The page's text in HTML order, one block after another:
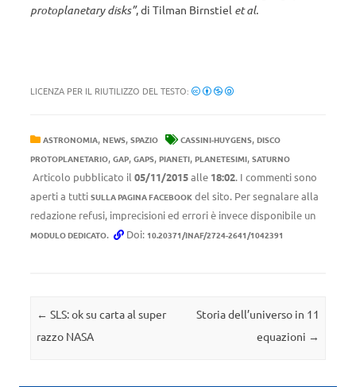
protoplanetary disks”, di Tilman Birnstiel et al.
LICENZA PER IL RIUTILIZZO DEL TESTO:
ASTRONOMIA, NEWS, SPAZIO CASSINI-HUYGENS, DISCO
PROTOPLANETARIO, GAP, GAPS, PIANETI, PLANETESIMI, SATURNO
Articolo pubblicato il 05/11/2015alle 18:02. I commenti sono
aperti a tutti SULLA PAGINA FACEBOOK del sito. Per segnalare alla
redazione refusi, imprecisioni ed errori è invece disponibile un
MODULO DEDICATO. Doi: 10.20371/INAF/2724-2641/1042391
Navigazione articolo
← SLS: ok su carta al super
razzo NASA
Storia dell’universo in 11
equazioni →